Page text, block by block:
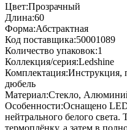
Цвет:Прозрачный
Длина:60
Форма:Абстрактная
Код поставщика:50001089
Количество упаковок:1
Коллекция/серия:Ledshine
Комплектация:Инструкция,
дюбель
Материал:Стекло,
Особенности:Оснащено
нейтрального белого света.
термоплёнку, а затем в